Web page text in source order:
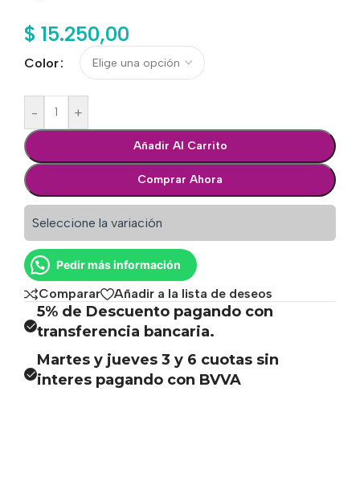
$ 15.250,00
Color
- +
Añadir Al Carrito
Comprar Ahora
Seleccione la variación
Pedir más información
Comparar Añadir a la lista de deseos
5% de Descuento pagando con
transferencia bancaria.
Martes y jueves 3 y 6 cuotas sin
interes pagando con BVVA